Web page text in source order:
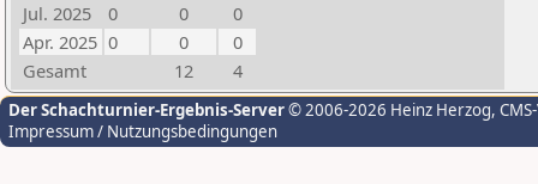
Jul. 2025
0 0
0
Apr. 2025 0 0
0
Gesamt
12 4
Der Schachturnier-Ergebnis-Server© 2006-2026 Heinz Herzog,
Impressum / Nutzungsbedingungen